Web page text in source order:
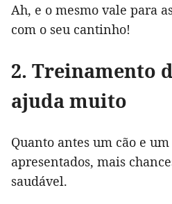
Ah, e o mesmo vale para
com o seu cantinho!
2. Treinamento
ajuda muito
Quanto antes um cão e
apresentados, mais
saudável.